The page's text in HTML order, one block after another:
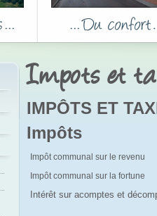
Impots et
IMPÔTS ET
Impôts
Impôt communal sur le revenu
Impôt communal sur la fortune
Intérêt sur acomptes et